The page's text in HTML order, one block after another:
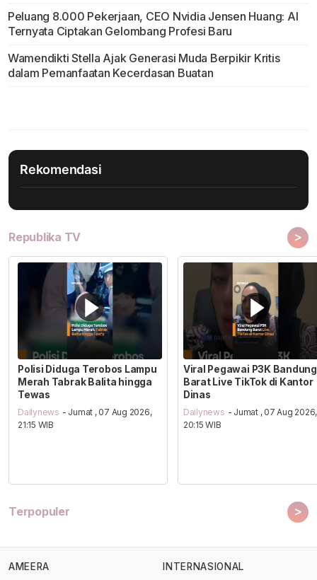
Peluang 8.000 Pekerjaan, CEO Nvidia Jensen Huang: AI
Ternyata Ciptakan Gelombang Profesi Baru
Wamendikti Stella Ajak Generasi Muda Berpikir Kritis
dalam Pemanfaatan Kecerdasan Buatan
Rekomendasi
Republika TV >
Polisi Diduga Terobos Lampu
Merah Tabrak Balita hingga
Tewas
Dailynews - Jumat , 07 Aug 2026,
21:15 WIB
Viral Pegawai P3K Bandung
Barat Live TikTok di Kantor
Dinas
Dailynews - Jumat , 07 Aug 2026,
20:15 WIB
Terpopuler >
AMEERA
INTERNASIONAL